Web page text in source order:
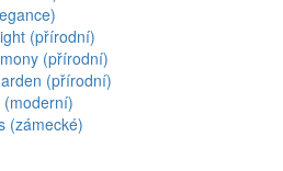
(přírodní)
(přírodní)
(přírodní)
(moderní)
(zámecké)